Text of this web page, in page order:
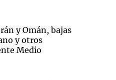
y Omán, bajas
y otros
Medio